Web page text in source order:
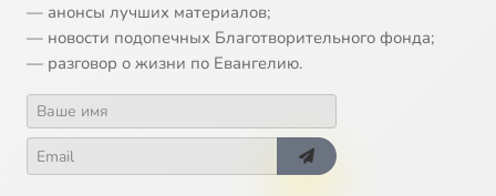
— анонсы лучших материалов;
— новости подопечных Благотворительного фонда;
— разговор о жизни по Евангелию.